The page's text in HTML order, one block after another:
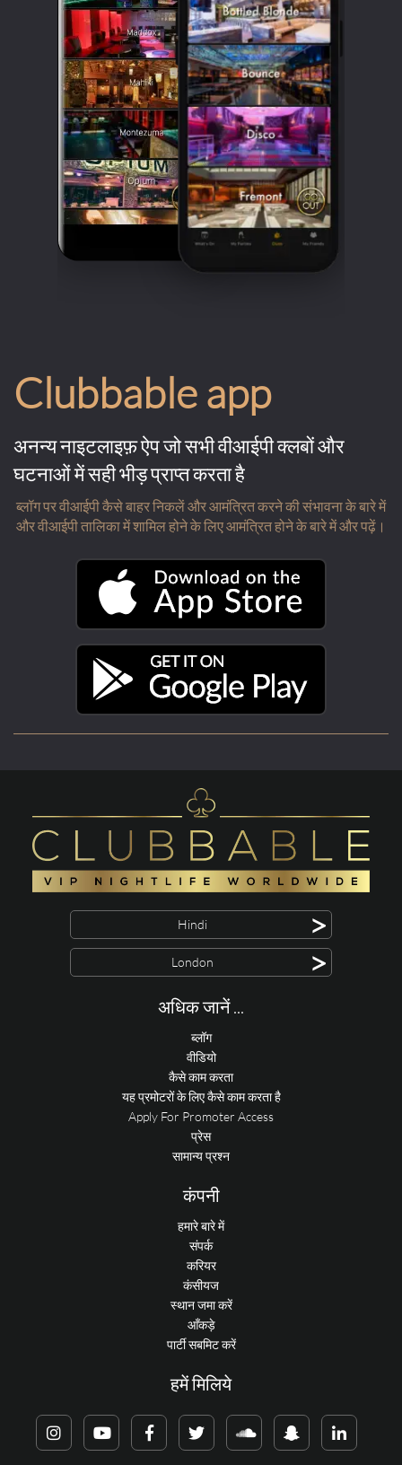
Clubbable app
अनन्य नाइटलाइफ़ ऐप जो सभी वीआईपी क्लबों और
घटनाओं में सही भीड़ प्राप्त करता है
ब्लॉग पर वीआईपी कैसे बाहर निकलें और आमंत्रित करने की संभावना के बारे में
और वीआईपी तालिका में शामिल होने के लिए आमंत्रित होने के बारे में और पढ़ें।
Hindi >
London >
अधिक जानें ...
ब्लॉग
वीडियो
कैसे काम करता
यह प्रमोटरों के लिए कैसे काम करता है
Apply For Promoter Access
प्रेस
सामान्य प्रश्न
कंपनी
हमारे बारे में
संपर्क
करियर
कंसीयज
स्थान जमा करें
आँकड़े
पार्टी सबमिट करें
हमें मिलिये